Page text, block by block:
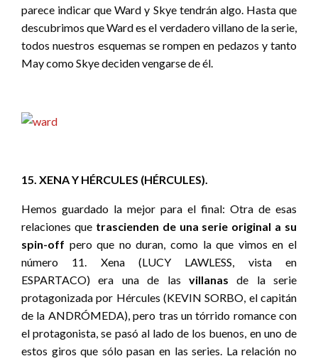
parece indicar que Ward y Skye tendrán algo. Hasta que
descubrimos que Ward es el verdadero villano de la serie,
todos nuestros esquemas se rompen en pedazos y tanto
May como Skye deciden vengarse de él.
15. XENA Y HÉRCULES (HÉRCULES).
Hemos guardado la mejor para el final: Otra de esas
relaciones quetrascienden de una serie original a su
spin-off pero que no duran, como la que vimos en el
número 11. Xena (LUCY LAWLESS, vista en
ESPARTACO) era una de las villanas de la serie
protagonizada por Hércules (KEVIN SORBO, el capitán
de la ANDRÓMEDA), pero tras un tórrido romance con
el protagonista, se pasó al lado de los buenos, en uno de
estos giros que sólo pasan en las series. La relación no